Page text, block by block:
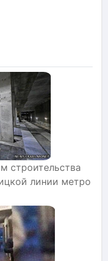
строительства
линии метро